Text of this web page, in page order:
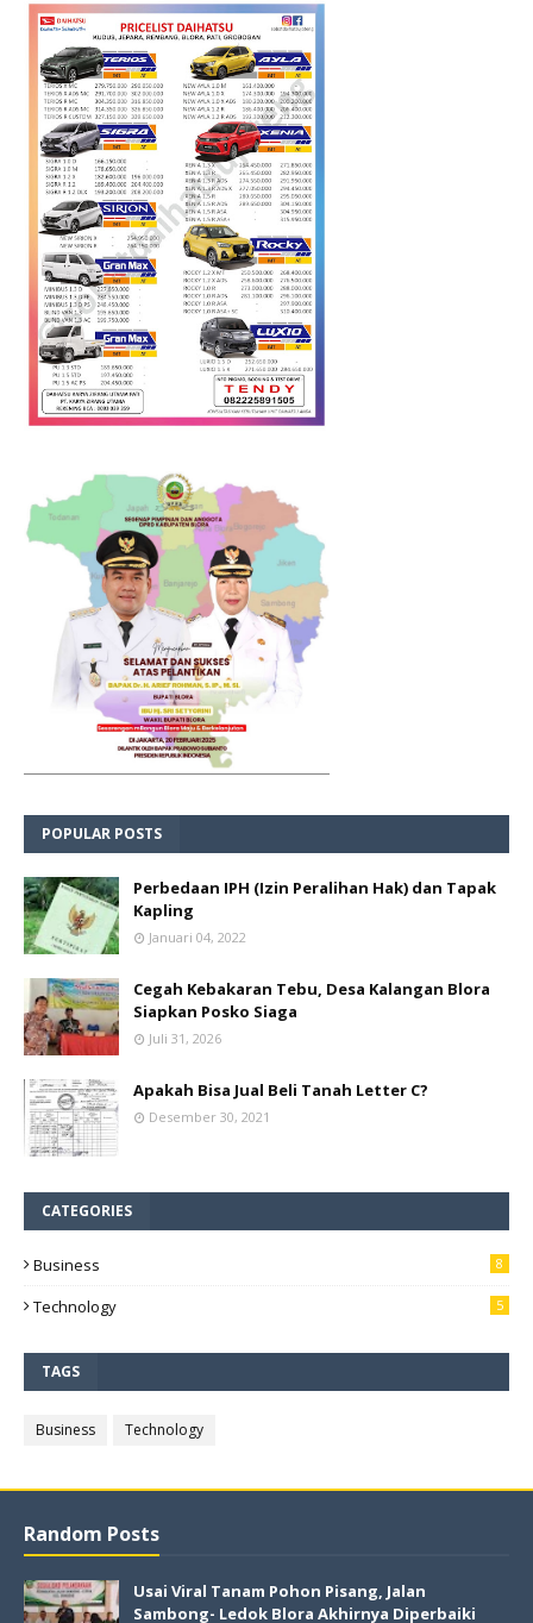
POPULAR POSTS
Perbedaan IPH (Izin Peralihan Hak) dan Tapak
Kapling
Januari 04, 2022
Cegah Kebakaran Tebu, Desa Kalangan Blora
Siapkan Posko Siaga
Juli 31, 2026
Apakah Bisa Jual Beli Tanah Letter C?
Desember 30, 2021
CATEGORIES
Business 8
Technology 5
TAGS
Business Technology
Random Posts
Usai Viral Tanam Pohon Pisang, Jalan
Sambong- Ledok Blora Akhirnya Diperbaiki